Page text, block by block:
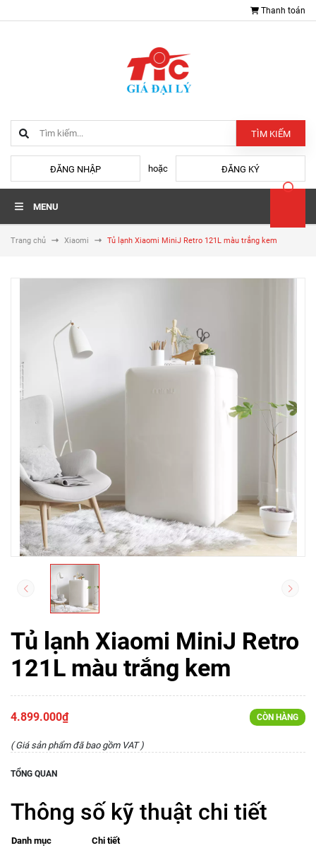
Thanh toán
TÌM KIẾM
ĐĂNG NHẬP hoặc ĐĂNG KÝ
MENU
Trang chủ Xiaomi Tủ lạnh Xiaomi MiniJ Retro 121L màu trắng kem
Tủ lạnh Xiaomi MiniJ Retro
121L màu trắng kem
4.899.000₫ CÒN HÀNG
( Giá sản phẩm đã bao gồm VAT )
TỔNG QUAN
Thông số kỹ thuật chi tiết
Danh mục
Chi tiết